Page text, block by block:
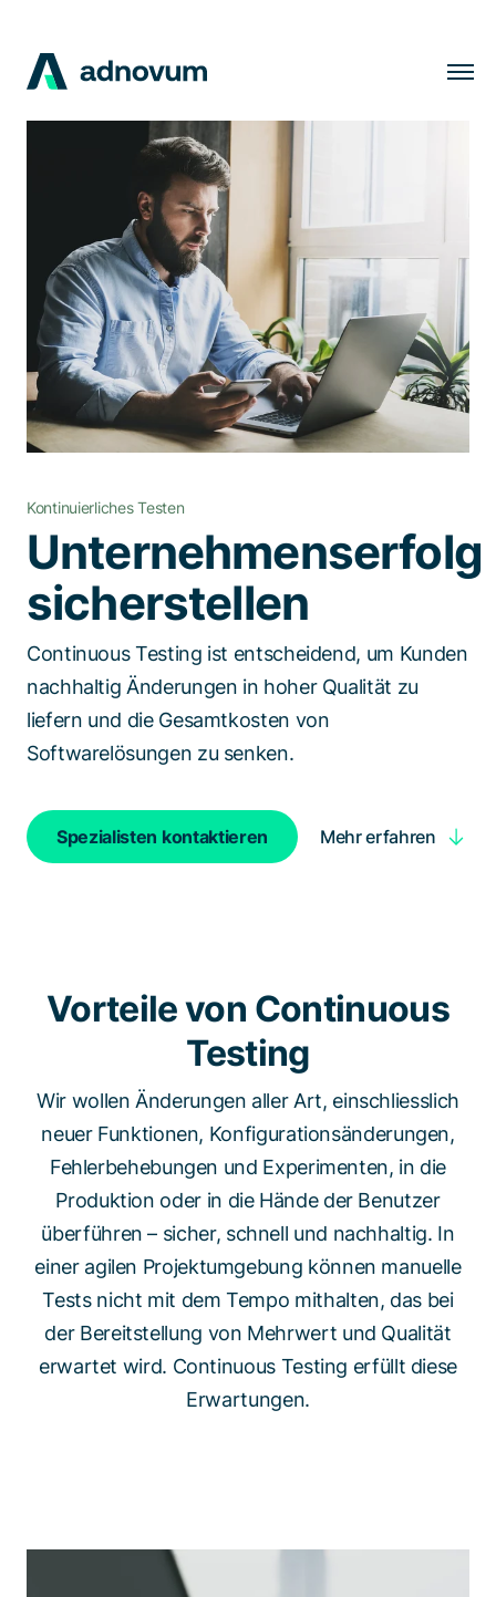
Branchen
Kunden
Insights
Unternehmen
Karriere
DE
Spezialisten kontaktieren
Kontinuierliches Testen
Unternehmenserfolg
sicherstellen
Continuous Testing ist entscheidend, um Kunden
nachhaltig Änderungen in hoher Qualität zu
liefern und die Gesamtkosten von
Softwarelösungen zu senken.
Spezialisten kontaktieren Mehr erfahren
Vorteile von Continuous
Testing
Wir wollen Änderungen aller Art, einschliesslich
neuer Funktionen, Konfigurationsänderungen,
Fehlerbehebungen und Experimenten, in die
Produktion oder in die Hände der Benutzer
überführen – sicher, schnell und nachhaltig. In
einer agilen Projektumgebung können manuelle
Tests nicht mit dem Tempo mithalten, das bei
der Bereitstellung von Mehrwert und Qualität
erwartet wird. Continuous Testing erfüllt diese
Erwartungen.